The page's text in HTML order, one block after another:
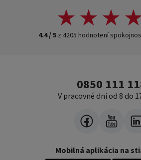
4.4 / 5z 4205 hodnotení
0850 111
V pracovné dni od 8 do
Mobilná aplikácia na